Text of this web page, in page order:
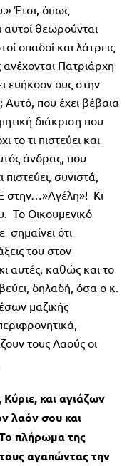
Έτσι, όπως
θεωρούνται
οπαδοί και λάτρεις
Πατριάρχη
ευήκοον ους στην
που έχει βέβαια
διάκριση που
το τι πιστεύει και
άνδρας, που
συνιστά,
στην…»Αγέλη»! Κι
Το Οικουμενικό
ότι
του στον
αυτές, καθώς και το
δηλαδή, όσα ο κ.
μαζικής
τους Λαούς οι
και αγιάζων
λαόν σου και
πλήρωμα της
αγαπώντας την